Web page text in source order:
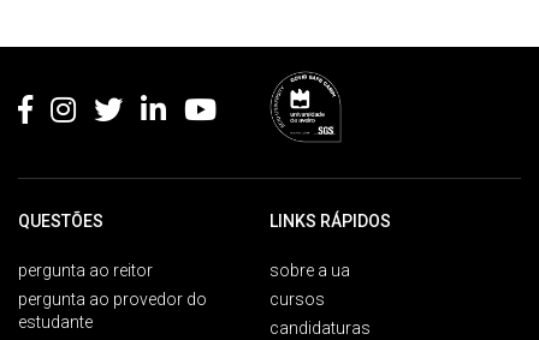
QUESTÕES
pergunta ao reitor
pergunta ao provedor do
estudante
LINKS RÁPIDOS
sobre a ua
cursos
candidaturas